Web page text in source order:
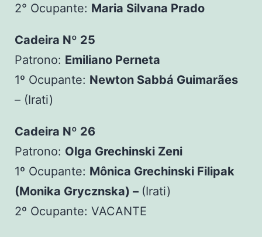
2° Ocupante: Maria Silvana Prado
Cadeira Nº 25
Patrono: Emiliano Perneta
1º Ocupante: Newton Sabbá Guimarães
– (Irati)
Cadeira Nº 26
Patrono: Olga Grechinski Zeni
1º Ocupante: Mônica Grechinski Filipak
(Monika Grycznska) – (Irati)
2º Ocupante: VACANTE